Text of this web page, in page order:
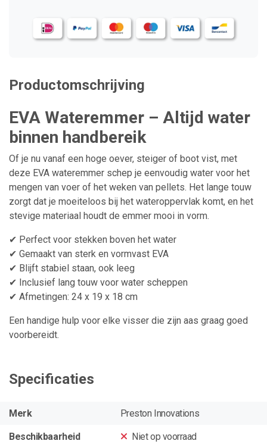
Productomschrijving
EVA Wateremmer – Altijd water
binnen handbereik
Of je nu vanaf een hoge oever, steiger of boot vist, met
deze EVA wateremmer schep je eenvoudig water voor het
mengen van voer of het weken van pellets. Het lange touw
zorgt dat je moeiteloos bij het wateroppervlak komt, en het
stevige materiaal houdt de emmer mooi in vorm.
✔ Perfect voor stekken boven het water
✔ Gemaakt van sterk en vormvast EVA
✔ Blijft stabiel staan, ook leeg
✔ Inclusief lang touw voor water scheppen
✔ Afmetingen: 24 x 19 x 18 cm
Een handige hulp voor elke visser die zijn aas graag goed
voorbereidt.
Specificaties
Merk Preston Innovations
Beschikbaarheid Niet op voorraad